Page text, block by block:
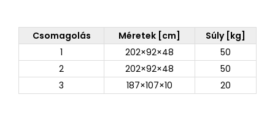
Csomagolás Méretek [cm]
Súly [kg]
1
202×92×48
50
2
202×92×48
50
3
187×107×10 20